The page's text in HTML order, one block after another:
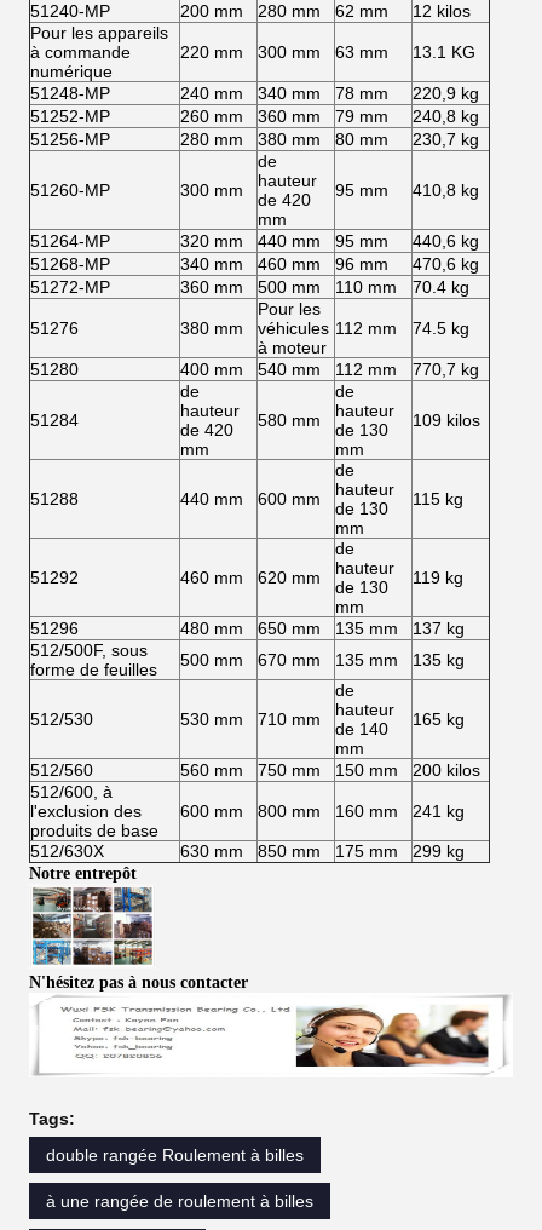
51240-MP 200 mm 280 mm 62 mm
12 kilos
Pour les appareils
à commande
numérique
220 mm 300 mm 63 mm 13.1 KG
51248-MP 240 mm 340 mm 78 mm
220,9 kg
51252-MP
260 mm 360 mm 79 mm
240,8 kg
51256-MP
280 mm 380 mm 80 mm 230,7 kg
51260-MP 300 mm
de
hauteur
de 420
mm
95 mm 410,8 kg
51264-MP 320 mm 440 mm 95 mm
440,6 kg
51268-MP
340 mm 460 mm 96 mm
470,6 kg
51272-MP
360 mm 500 mm 110 mm 70.4 kg
51276 380 mm
Pour les
véhicules
à moteur
112 mm 74.5 kg
51280 400 mm 540 mm 112 mm 770,7 kg
51284
de
hauteur
de 420
mm
580 mm
de
hauteur
de 130
mm
109 kilos
51288 440 mm 600 mm
de
hauteur
de 130
mm
115 kg
51292 460 mm 620 mm
de
hauteur
de 130
mm
119 kg
51296 480 mm 650 mm 135 mm
137 kg
512/500F, sous
forme de feuilles
500 mm 670 mm 135 mm 135 kg
512/530 530 mm 710 mm
de
hauteur
de 140
mm
165 kg
512/560 560 mm 750 mm 150 mm
200 kilos
512/600, à
l'exclusion des
produits de base
600 mm 800 mm 160 mm 241 kg
512/630X 630 mm 850 mm 175 mm 299 kg
Notre entrepôt
N'hésitez pas à nous contacter
Tags:
double rangée Roulement à billes
à une rangée de roulement à billes